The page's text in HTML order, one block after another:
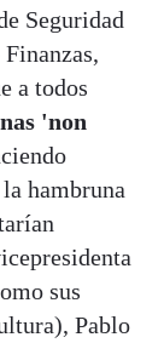
Seguridad
a todos
'non
hambruna
sus
Pablo